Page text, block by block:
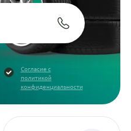
Согласие с
политикой
конфиденциальности